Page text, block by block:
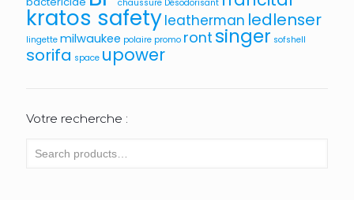
chaussure Désodorisant
kratos safetyleatherman ledlenser
lingette milwaukee polaire promo ront singer sofshell
sorifa space upower
Votre recherche :